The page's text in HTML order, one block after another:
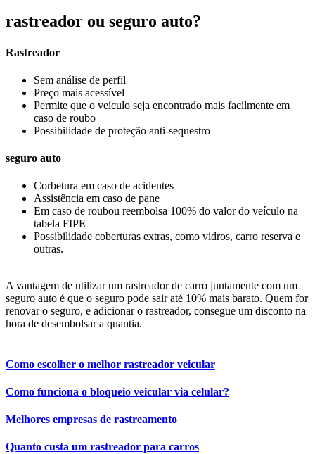
rastreador ou seguro auto?
Rastreador
Sem análise de perfil
Preço mais acessível
Permite que o veículo seja encontrado mais facilmente em
caso de roubo
Possibilidade de proteção anti-sequestro
seguro auto
Corbetura em caso de acidentes
Assistência em caso de pane
Em caso de roubou reembolsa 100% do valor do veículo na
tabela FIPE
Possibilidade coberturas extras, como vidros, carro reserva e
outras.
A vantagem de utilizar um rastreador de carro juntamente com um
seguro auto é que o seguro pode sair até 10% mais barato. Quem for
renovar o seguro, e adicionar o rastreador, consegue um disconto na
hora de desembolsar a quantia.
Como escolher o melhor rastreador veicular
Como funciona o bloqueio veicular via celular?
Melhores empresas de rastreamento
Quanto custa um rastreador para carros